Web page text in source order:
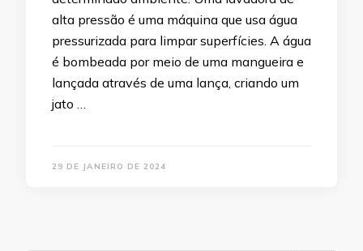
alta pressão é uma máquina que usa água
pressurizada para limpar superfícies. A água
é bombeada por meio de uma mangueira e
lançada através de uma lança, criando um
jato …
29 DE JANEIRO DE 2024